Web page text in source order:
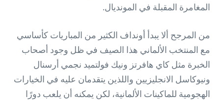
المغامرة المقبلة في المونديال.
من المرجح ألا يبدأ أونداف الكثير من المباريات كأساسي
مع المنتخب الألماني هذا الصيف في ظل وجود أصحاب
الخبرة مثل كاي هافرتز ونيك فولتميد نجمي أرسنال
ونيوكاسل الانجليزيين واللذين يتقدمان عليه في الخيارات
الهجومية للماكينات الألمانية، لكن يمكنه أن يلعب دورًا